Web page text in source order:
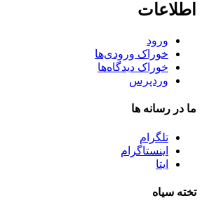
اطلاعات
ورود
خوراک ورودی‌ها
خوراک دیدگاه‌ها
وردپرس
ما در رسانه ها
تلگرام
اینستاگرام
ایتا
تخته سیاه